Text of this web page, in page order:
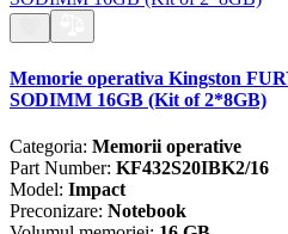
Memorie operativa Kingston
SODIMM 16GB (Kit of 2*8GB)
Categoria: Memorii operative
Part Number: KF432S20IBK2/16
Model: Impact
Preconizare: Notebook